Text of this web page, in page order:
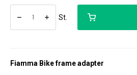
St.
Fiamma Bike frame adapter